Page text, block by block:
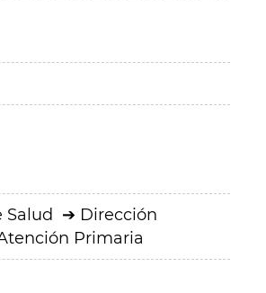
Salud
Dirección
Primaria